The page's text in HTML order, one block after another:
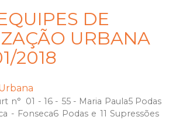
DE
URBANA
2018
n° 01 - 16 - 55 - Maria Paula5 Podas
- Fonseca6 Podas e 11 Supressões